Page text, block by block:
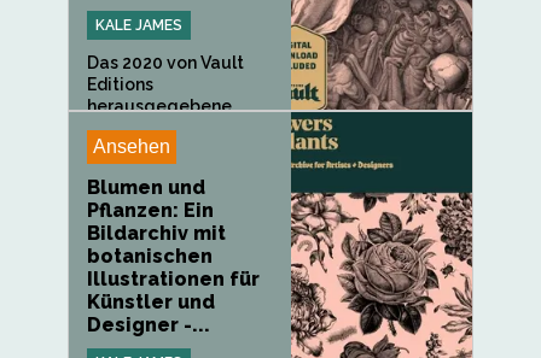
KALE JAMES
Das 2020 von Vault
Editions
herausgegebene
Buch...
Ansehen
Blumen und
Pflanzen: Ein
Bildarchiv mit
botanischen
Illustrationen für
Künstler und
Designer -...